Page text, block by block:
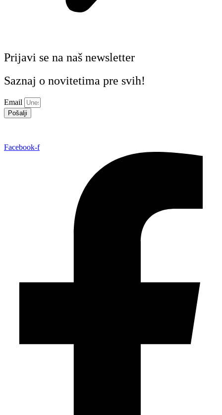
Prijavi se na naš newsletter
Saznaj o novitetima pre svih!
Email
Pošalji
Facebook-f